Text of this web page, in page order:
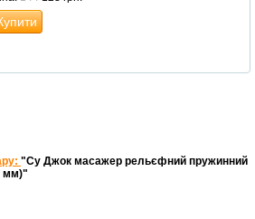
"Су Джок масажер рельєфний пружинний
мм)"